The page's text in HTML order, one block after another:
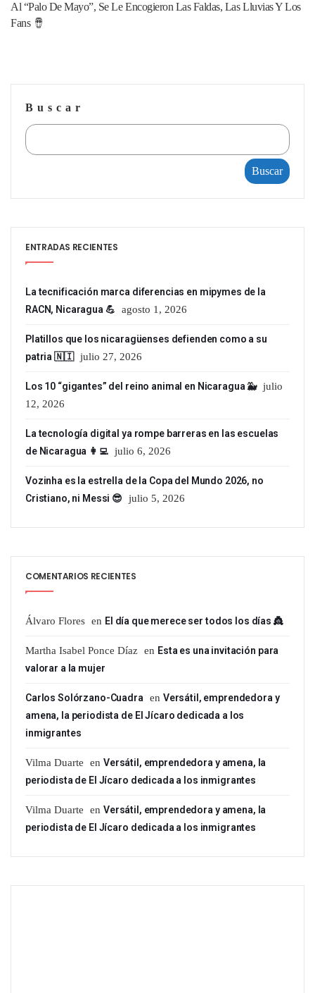
Al “Palo De Mayo”, Se Le Encogieron Las Faldas, Las Lluvias Y Los
Fans 🪘
Buscar
Buscar
ENTRADAS RECIENTES
La tecnificación marca diferencias en mipymes de la
RACN, Nicaragua 💪
agosto 1, 2026
Platillos que los nicaragüenses defienden como a su
patria 🇳🇮 julio 27, 2026
Los 10 “gigantes” del reino animal en Nicaragua 🐳 julio
12, 2026
La tecnología digital ya rompe barreras en las escuelas
de Nicaragua 👩‍💻 julio 6, 2026
Vozinha es la estrella de la Copa del Mundo 2026, no
Cristiano, ni Messi 😎
julio 5, 2026
COMENTARIOS RECIENTES
Álvaro Flores en El día que merece ser todos los días 👸
Martha Isabel Ponce Díaz en Esta es una invitación para
valorar a la mujer
Carlos Solórzano-Cuadra en Versátil, emprendedora y
amena, la periodista de El Jícaro dedicada a los
inmigrantes
Vilma Duarte en Versátil, emprendedora y amena, la
periodista de El Jícaro dedicada a los inmigrantes
Vilma Duarte en Versátil, emprendedora y amena, la
periodista de El Jícaro dedicada a los inmigrantes